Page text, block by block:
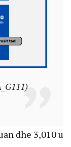
dhe 3,010 u